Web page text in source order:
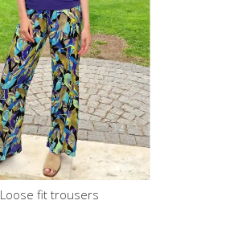
Loose fit trousers